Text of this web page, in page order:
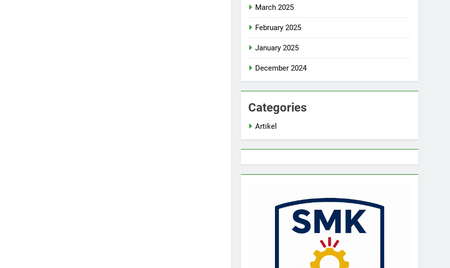
March 2025
February 2025
January 2025
December 2024
Categories
Artikel